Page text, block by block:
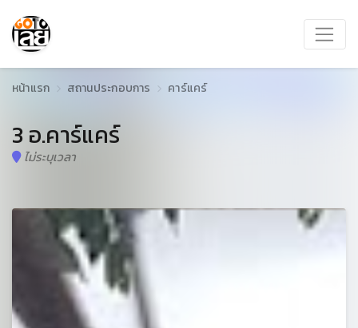
หน้าแรก สถานประกอบการ คาร์แคร์
3 อ.คาร์แคร์
ไม่ระบุเวลา